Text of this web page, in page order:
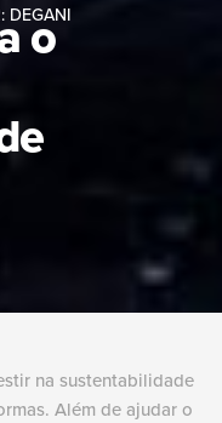
DEGANI
o
na sustentabilidade
Além de ajudar o